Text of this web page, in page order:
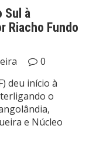
Sul à
Riacho Fundo
0
deu início à
o
e Núcleo